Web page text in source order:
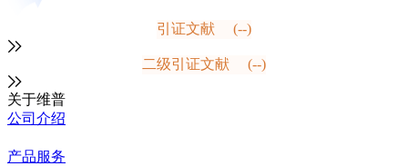
引证文献 (--)
二级引证文献 (--)
关于维普
公司介绍
产品服务